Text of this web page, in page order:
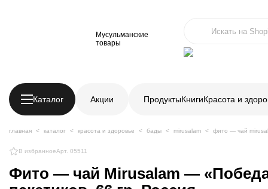
Мусульманские
товары
Каталог Акции ПродуктыКнигиКрасота и
главная каталог красота и здоровье бады mirusalam фито — чай
В избранноеАрт. 05511
Фито — чай Mirusalam —